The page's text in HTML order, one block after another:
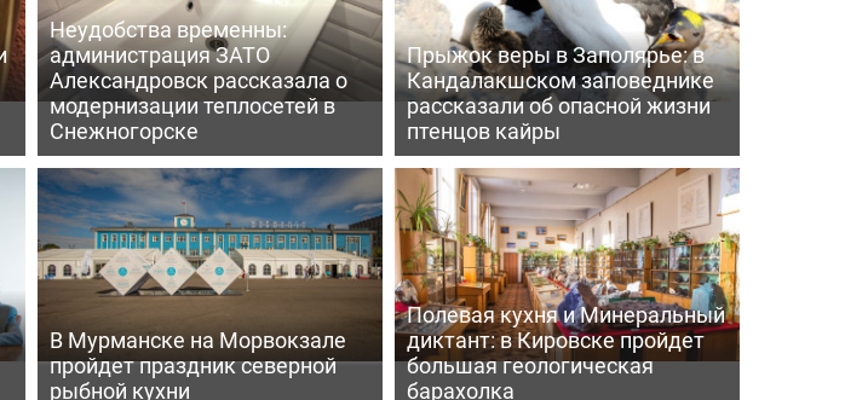
Неудобства временны:
администрация ЗАТО
Александровск рассказала о
модернизации теплосетей в
Снежногорске
Прыжок веры в Заполярье: в
Кандалакшском заповеднике
рассказали об опасной жизни
птенцов кайры
В Мурманске на Морвокзале
пройдет праздник северной
рыбной кухни
Полевая кухня и Минеральный
диктант: в Кировске пройдет
большая геологическая
барахолка